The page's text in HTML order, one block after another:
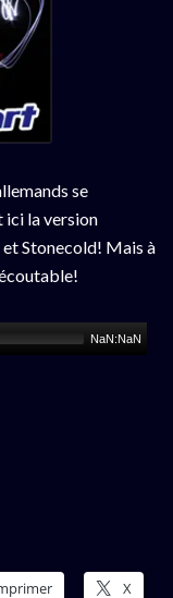
se
ici la version
Stonecold! Mais à
NaN:NaN
X